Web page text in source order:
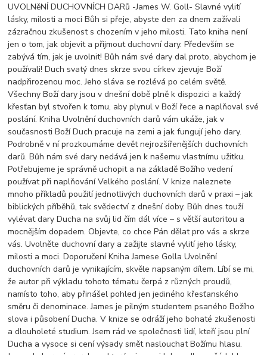
UVOLNěNÍ DUCHOVNÍCH DARů -James W. Goll- Slavné vylití
lásky, milosti a moci Bůh si přeje, abyste den za dnem zažívali
zázračnou zkušenost s chozením v jeho milosti. Tato kniha není
jen o tom, jak objevit a přijmout duchovní dary. Především se
zabývá tím, jak je uvolnit! Bůh nám své dary dal proto, abychom je
používali! Duch svatý dnes skrze svou církev zjevuje Boží
nadpřirozenou moc. Jeho sláva se rozlévá po celém světě.
Všechny Boží dary jsou v dnešní době plně k dispozici a každý
křesťan byl stvořen k tomu, aby plynul v Boží řece a naplňoval své
poslání. Kniha Uvolnění duchovních darů vám ukáže, jak v
současnosti Boží Duch pracuje na zemi a jak fungují jeho dary.
Podrobně v ní prozkoumáme devět nejrozšířenějších duchovních
darů. Bůh nám své dary nedává jen k našemu vlastnímu užitku.
Potřebujeme je správně uchopit a na základě Božího vedení
používat při naplňování Velkého poslání. V knize naleznete
mnoho příkladů použití jednotlivých duchovních darů v praxi – jak
biblických příběhů, tak svědectví z dnešní doby. Bůh dnes touží
vylévat dary Ducha na svůj lid čím dál více – s větší autoritou a
mocnějším dopadem. Objevte, co chce Pán dělat pro vás a skrze
vás. Uvolněte duchovní dary a zažijte slavné vylití jeho lásky,
milosti a moci. Doporučení Kniha Jamese Golla Uvolnění
duchovních darů je vynikajícím, skvěle napsaným dílem. Líbí se mi,
že autor při výkladu tohoto tématu čerpá z různých proudů,
namísto toho, aby přinášel pohled jen jediného křesťanského
směru či denominace. James je pilným studentem psaného Božího
slova i působení Ducha. V knize se odráží jeho bohaté zkušenosti
a dlouholeté studium. Jsem rád ve společnosti lidí, kteří jsou plní
Ducha a vysoce si cení výsady smět naslouchat Božímu hlasu.